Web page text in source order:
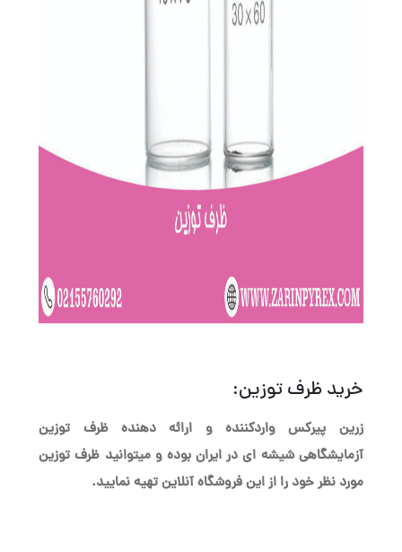
خرید ظرف توزین:
زرین پیرکس واردکننده و ارائه دهنده ظرف توزین
آزمایشگاهی شیشه ای در ایران بوده و میتوانید ظرف توزین
مورد نظر خود را از این فروشگاه آنلاین تهیه نمایید.